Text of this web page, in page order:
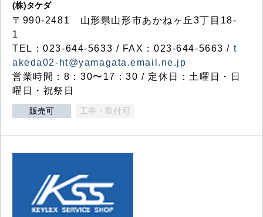
(株)タケダ
〒990-2481 山形県山形市あかねヶ丘3丁目18-
1
TEL：023-644-5633 / FAX：023-644-5663 / t
akeda02-ht@yamagata.email.ne.jp
営業時間：8：30〜17：30 / 定休日：土曜日・日
曜日・祝祭日
販売可 工事・取付可